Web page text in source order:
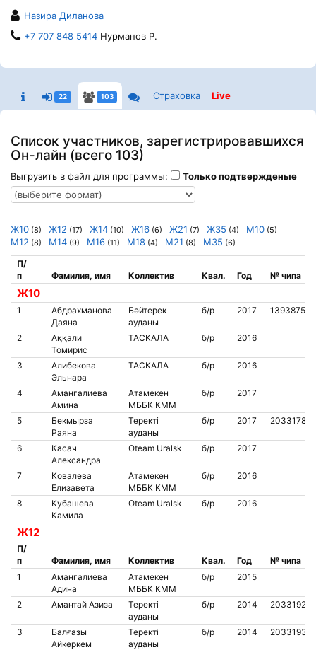
Назира Диланова
+7 707 848 5414 Нурманов Р.
22 103 Страховка Live
Список участников, зарегистрировавшихся
Он-лайн (всего 103)
Выгрузить в файл для программы: Только подтвержденые
Ж10 (8) Ж12 (17) Ж14 (10) Ж16 (6) Ж21 (7) Ж35 (4) М10 (5)
М12 (8) М14 (9) М16 (11) М18 (4) М21 (8) М35 (6)
Ж10
П/
п
Фамилия, имя Коллектив Квал. Год № чипа
1
Абдрахманова
Даяна
Бәйтерек
ауданы
б/р 2017 1393875
2
Аққали
Томирис
ТАСКАЛА б/р 2016
3
Алибекова
Эльнара
ТАСКАЛА б/р 2016
4
Амангалиева
Амина
Атамекен
МББК КММ
б/р 2017
5
Бекмырза
Раяна
Теректі
ауданы
б/р 2017 2033178
6
Касач
Александра
Oteam Uralsk б/р 2017
7
Ковалева
Елизавета
Атамекен
МББК КММ
б/р 2016
8
Кубашева
Камила
Oteam Uralsk б/р 2016
Ж12
П/
п
Фамилия, имя Коллектив Квал. Год
№ чипа
1
Амангалиева
Адина
Атамекен
МББК КММ
б/р 2015
2 Амантай Азиза
Теректі
ауданы
б/р 2014 2033192
3
Балғазы
Айкөркем
Теректі
ауданы
б/р 2014 2033193